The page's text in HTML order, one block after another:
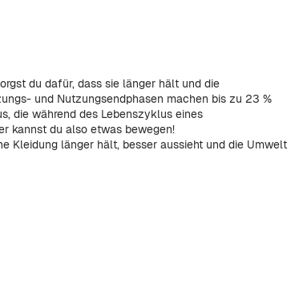
du dafür, dass sie länger hält und die
und Nutzungsendphasen machen bis zu 23 %
die während des Lebenszyklus eines
kannst du also etwas bewegen!
Kleidung länger hält, besser aussieht und die Umwelt